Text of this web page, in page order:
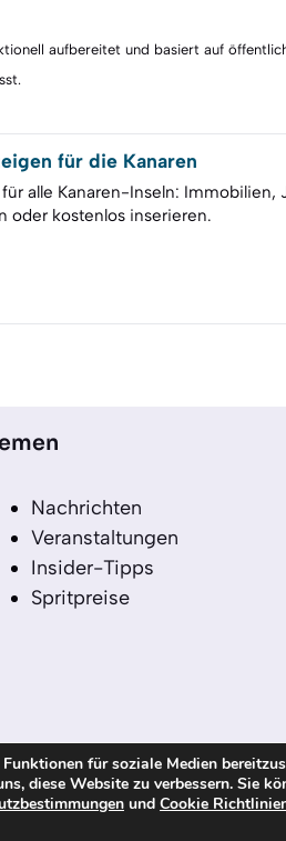
aufbereitet und basiert auf
für die Kanaren
alle Kanaren-Inseln: Immobilien,
oder kostenlos inserieren.
Nachrichten
Veranstaltungen
Insider-Tipps
Spritpreise
für soziale Medien
diese Website zu verbessern. Sie
und Cookie